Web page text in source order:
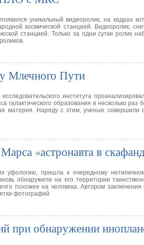
уникальный видеоролик, на кадрах
космической станцией. Видеоролик,
станцией. Только за одни сутки ролик
Млечного Пути
исследовательского института
галактического образования в несколько
материя. Наряду с этим, ученые совершили
«астронавта в
уфологию, пришла к очередному
обнаружили на его территории
похожее на человека. Автором
фотографий
при обнаружении